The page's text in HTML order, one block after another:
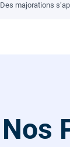
Des majorations
Nos